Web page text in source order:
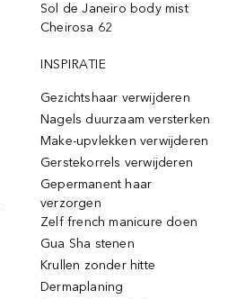
Sol de Janeiro body mist
Cheirosa 62
INSPIRATIE
Gezichtshaar verwijderen
Nagels duurzaam versterken
Make-upvlekken verwijderen
Gerstekorrels verwijderen
Gepermanent haar
verzorgen
Zelf french manicure doen
Gua Sha stenen
Krullen zonder hitte
Dermaplaning